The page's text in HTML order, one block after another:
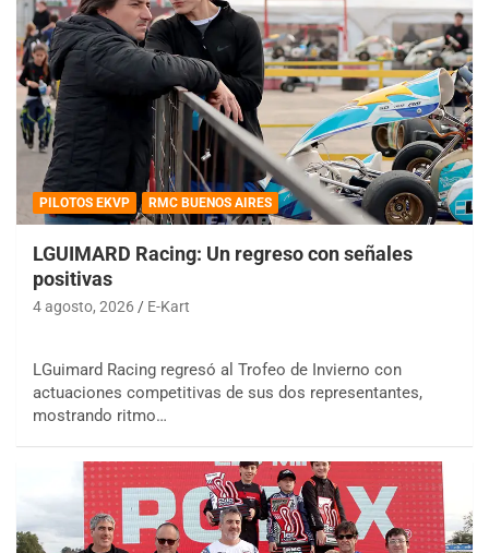
PILOTOS EKVP RMC BUENOS AIRES
LGUIMARD Racing: Un regreso con señales
positivas
4 agosto, 2026 E-Kart
LGuimard Racing regresó al Trofeo de Invierno con
actuaciones competitivas de sus dos representantes,
mostrando ritmo…